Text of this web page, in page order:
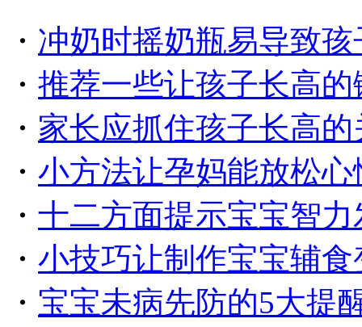
・ 冲奶时摇奶瓶易导致孩
・ 推荐一些让孩子长高
・ 家长应抓住孩子长高
・ 小方法让孕妈能放松
・ 十二方面提示宝宝智
・ 小技巧让制作宝宝辅
・ 宝宝未病先防的5大提